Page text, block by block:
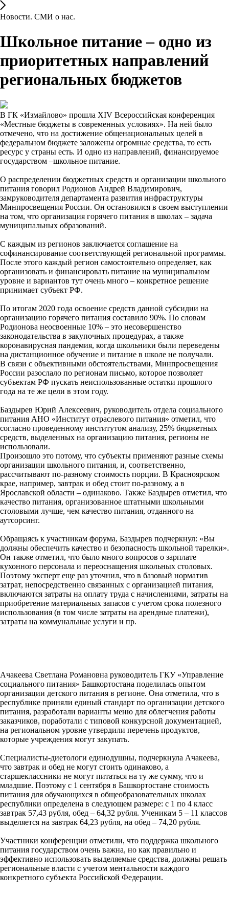
Новости. СМИ о нас.
Школьное питание – одно из
приоритетных направлений
региональных бюджетов
В ГК «Измайлово» прошла XIV Всероссийская конференция
«Местные бюджеты в современных условиях». На ней было
отмечено, что на достижение общенациональных целей в
федеральном бюджете заложены огромные средства, то есть
ресурс у страны есть. И одно из направлений, финансируемое
государством –школьное питание.
О распределении бюджетных средств и организации школьного
питания говорил Родионов Андрей Владимирович,
замруководителя департамента развития инфраструктуры
Минпросвещения России. Он остановился в своем выступлении
на том, что организация горячего питания в школах – задача
муниципальных образований.
С каждым из регионов заключается соглашение на
софинансирование соответствующей региональной программы.
После этого каждый регион самостоятельно определяет, как
организовать и финансировать питание на муниципальном
уровне и вариантов тут очень много – конкретное решение
принимает субъект РФ.
По итогам 2020 года освоение средств данной субсидии на
организацию горячего питания составило 90%. По словам
Родионова неосвоенные 10% – это несовершенство
законодательства в закупочных процедурах, а также
коронавирусная пандемия, когда школьники были переведены
на дистанционное обучение и питание в школе не получали.
В связи с объективными обстоятельствами, Минпросвещения
России разослало по регионам письмо, которое позволяет
субъектам РФ пускать неиспользованные остатки прошлого
года на те же цели в этом году.
Баздырев Юрий Алексеевич, руководитель отдела социального
питания АНО «Институт отраслевого питания» отметил, что
согласно проведенному институтом анализу, 25% бюджетных
средств, выделенных на организацию питания, регионы не
использовали.
Произошло это потому, что субъекты применяют разные схемы
организации школьного питания, и, соответственно,
рассчитывают по-разному стоимость порции. В Красноярском
крае, например, завтрак и обед стоит по-разному, а в
Ярославской области – одинаково. Также Баздырев отметил, что
качество питания, организованное штатными школьными
столовыми лучше, чем качество питания, отданного на
аутсорсинг.
Обращаясь к участникам форума, Баздырев подчеркнул: «Вы
должны обеспечить качество и безопасность школьной тарелки».
Он также отметил, что было много вопросов о зарплате
кухонного персонала и переоснащения школьных столовых.
Поэтому эксперт еще раз уточнил, что в базовый норматив
затрат, непосредственно связанных с организацией питания,
включаются затраты на оплату труда с начислениями, затраты на
приобретение материальных запасов с учетом срока полезного
использования (в том числе затраты на арендные платежи),
затраты на коммунальные услуги и пр.
Ачакеева Светлана Романовна руководитель ГКУ «Управление
социального питания» Башкортостана поделилась опытом
организации детского питания в регионе. Она отметила, что в
республике приняли единый стандарт по организации детского
питания, разработали варианты меню для облегчения работы
заказчиков, поработали с типовой конкурсной документацией,
на региональном уровне утвердили перечень продуктов,
которые учреждения могут закупать.
Специалисты-диетологи единодушны, подчеркнула Ачакеева,
что завтрак и обед не могут стоить одинаково, а
старшеклассники не могут питаться на ту же сумму, что и
младшие. Поэтому с 1 сентября в Башкортостане стоимость
питания для обучающихся в общеобразовательных школах
республики определена в следующем размере: с 1 по 4 класс
завтрак 57,43 рубля, обед – 64,32 рубля. Ученикам 5 – 11 классов
выделяется на завтрак 64,23 рубля, на обед – 74,20 рубля.
Участники конференции отметили, что поддержка школьного
питания государством очень важна, но как правильно и
эффективно использовать выделяемые средства, должны решать
региональные власти с учетом ментальности каждого
конкретного субъекта Российской Федерации.